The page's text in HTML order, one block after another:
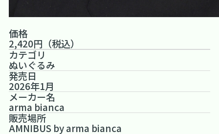
価格
2,420円（税込）
カテゴリ
ぬいぐるみ
発売日
2026年1月
メーカー名
arma bianca
販売場所
AMNIBUS by arma bianca